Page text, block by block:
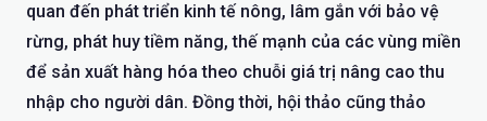
quan đến phát triển kinh tế nông, lâm gắn với bảo vệ
rừng, phát huy tiềm năng, thế mạnh của các vùng miền
để sản xuất hàng hóa theo chuỗi giá trị nâng cao thu
nhập cho người dân. Đồng thời, hội thảo cũng thảo